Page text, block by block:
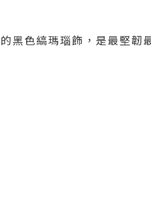
色縞瑪瑙飾，是最堅韌